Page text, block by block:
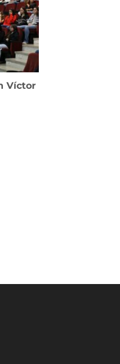
Víctor